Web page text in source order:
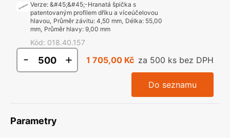
Verze: &#45;&#45;-Hranatá špička s
patentovaným profilem dříku a víceúčelovou
hlavou, Průměr závitu: 4,50 mm, Délka: 55,00
mm, Průměr hlavy: 9,00 mm
Kód: 018.40.157
- + 1 705,00 Kč za 500 ks bez DPH
Do seznamu
Parametry